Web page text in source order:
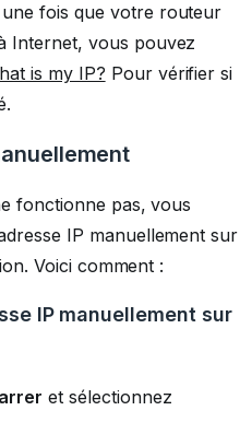
une fois que votre routeur
Internet, vous pouvez
is my IP? Pour vérifier si
fonctionne pas, vous
IP manuellement sur
Voici comment :
IP manuellement sur
et sélectionnez